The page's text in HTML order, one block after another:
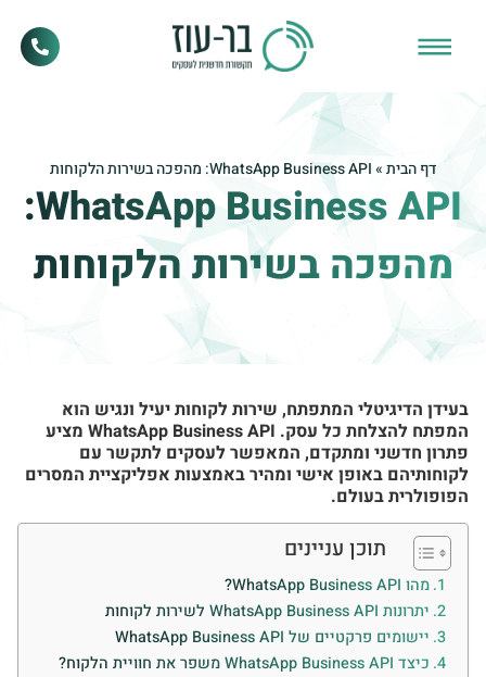
דף הבית»WhatsApp Business API: מהפכה בשירות הלקוחות
WhatsApp Business API:
מהפכה בשירות הלקוחות
בעידן הדיגיטלי המתפתח, שירות לקוחות יעיל ונגיש הוא
המפתח להצלחת כל עסק. WhatsApp Business API מציע
פתרון חדשני ומתקדם, המאפשר לעסקים לתקשר עם
לקוחותיהם באופן אישי ומהיר באמצעות אפליקציית המסרים
הפופולרית בעולם.
תוכן עניינים
מהו WhatsApp Business API?
יתרונות WhatsApp Business API לשירות לקוחות
יישומים פרקטיים של WhatsApp Business API
כיצד WhatsApp Business API משפר את חוויית הלקוח?